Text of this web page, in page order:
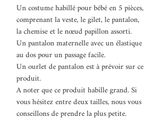
Un costume habillé pour bébé en 5 pièces,
comprenant la veste, le gilet, le pantalon,
la chemise et le nœud papillon assorti.
Un pantalon maternelle avec un élastique
au dos pour un passage facile.
Un ourlet de pantalon est à prévoir sur ce
produit.
A noter que ce produit habille grand. Si
vous hésitez entre deux tailles, nous vous
conseillons de prendre la plus petite.